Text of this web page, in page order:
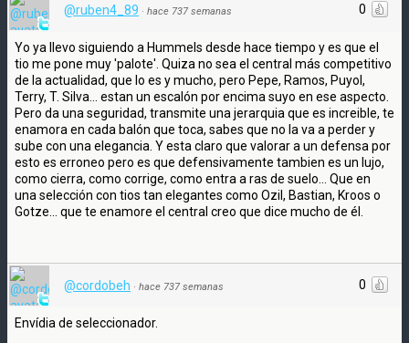
0
@ruben4_89 · hace 737 semanas
Yo ya llevo siguiendo a Hummels desde hace tiempo y es que el
tio me pone muy 'palote'. Quiza no sea el central más competitivo
de la actualidad, que lo es y mucho, pero Pepe, Ramos, Puyol,
Terry, T. Silva... estan un escalón por encima suyo en ese aspecto.
Pero da una seguridad, transmite una jerarquia que es increible, te
enamora en cada balón que toca, sabes que no la va a perder y
sube con una elegancia. Y esta claro que valorar a un defensa por
esto es erroneo pero es que defensivamente tambien es un lujo,
como cierra, como corrige, como entra a ras de suelo... Que en
una selección con tios tan elegantes como Ozil, Bastian, Kroos o
Gotze... que te enamore el central creo que dice mucho de él.
0
@cordobeh · hace 737 semanas
Envídia de seleccionador.